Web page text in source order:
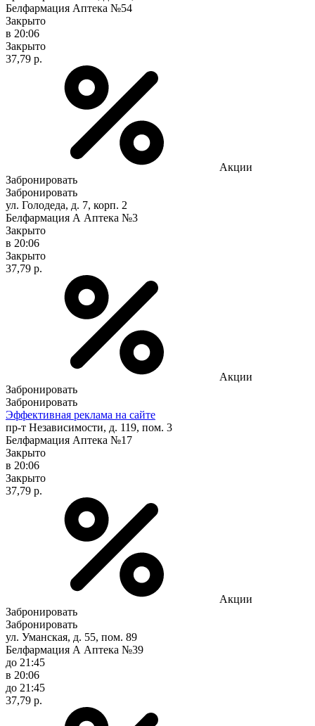
Белфармация Аптека №54
Закрыто
в 20:06
Закрыто
37,79 р.
Акции
Забронировать
Забронировать
ул. Голодеда, д. 7, корп. 2
Белфармация А Аптека №3
Закрыто
в 20:06
Закрыто
37,79 р.
Акции
Забронировать
Забронировать
Эффективная реклама на сайте
пр-т Независимости, д. 119, пом. 3
Белфармация Аптека №17
Закрыто
в 20:06
Закрыто
37,79 р.
Акции
Забронировать
Забронировать
ул. Уманская, д. 55, пом. 89
Белфармация А Аптека №39
до 21:45
в 20:06
до 21:45
37,79 р.